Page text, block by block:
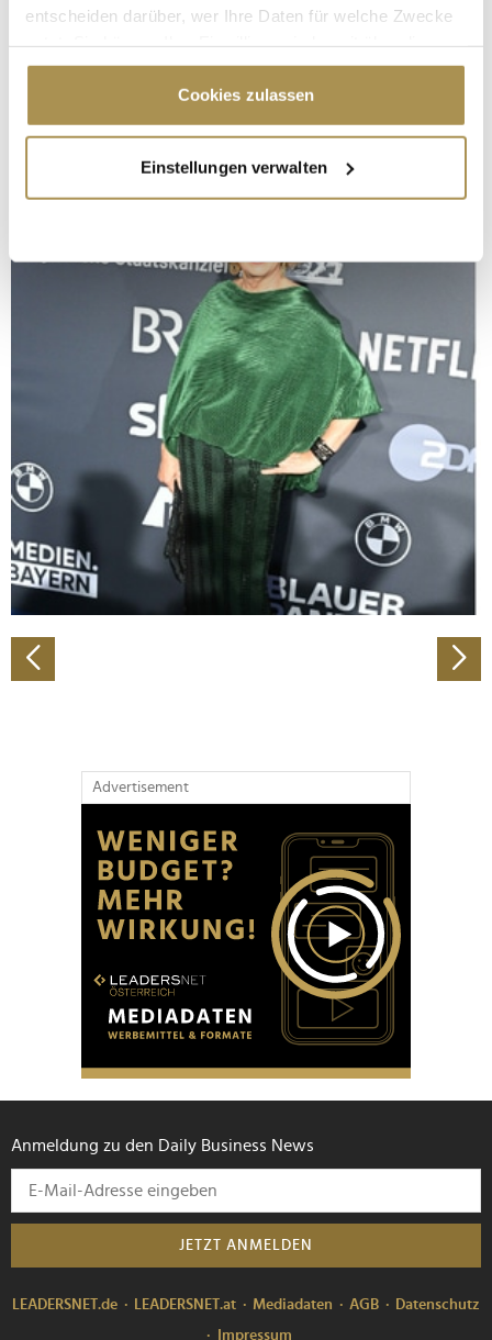
entscheiden darüber, wer Ihre Daten für welche Zwecke
Cookie-Erklärung oder durch Klicken auf das Privacy
Trigger Symbol ändern oder widerrufen
Informationen über Ihre geografische Lage
erfassen, welche bis auf einige Meter genau sein
bestimmten Merkmalen (Fingerprinting) identifizieren
Erfahren Sie mehr darüber, wie Ihre persönlichen Daten
verarbeitet werden, und legen Sie Ihre Präferenzen im
Abschnitt Einzelheiten fest.
Wir verwenden Cookies, um Inhalte und Anzeigen zu
personalisieren, Funktionen für soziale Medien anbieten
zu können und die Zugriffe auf unsere Website zu
analysieren. Außerdem geben wir Informationen zu Ihrer
Verwendung unserer Website an unsere Partner für
soziale Medien, Werbung und Analysen weiter. Unsere
Partner führen diese Informationen möglicherweise mit
weiteren Daten zusammen, die Sie ihnen bereitgestellt
gesammelt haben.
Cookies zulassen
Einstellungen verwalten
Advertisement
Anmeldung zu den Daily Business News
JETZT ANMELDEN
LEADERSNET.de LEADERSNET.at Mediadaten AGB
Datenschutz
Impressum